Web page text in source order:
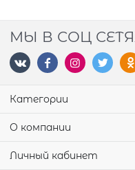
МЫ В СОЦ
Категории
О компании
Личный кабинет